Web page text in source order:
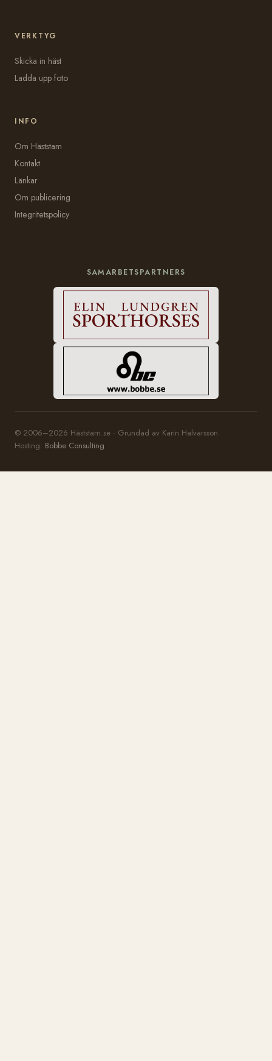
VERKTYG
Skicka in häst
Ladda upp foto
INFO
Om Häststam
Kontakt
Länkar
Om publicering
Integritetspolicy
SAMARBETSPARTNERS
© 2006–2026 Häststam.se · Grundad av Karin Halvarsson
Hosting: Bobbe Consulting